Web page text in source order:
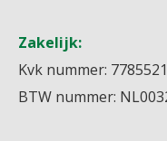
Zakelijk:
Kvk nummer:
BTW nummer: